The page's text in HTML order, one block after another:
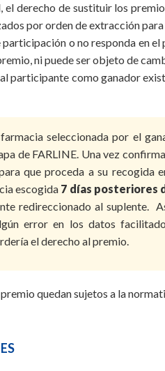
el derecho de sustituir los
por orden de extracción
o no responda en
ni puede ser objeto de
participante como ganador
seleccionada por el
de FARLINE. Una vez
que proceda a su recogida
escogida 7 días posteriores
redireccionado al suplente.
error en los datos
el derecho al premio.
quedan sujetos a la